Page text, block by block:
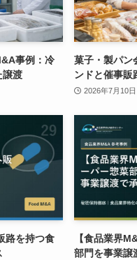
事例：冷
譲渡
菓子・製パン
ンドと催事販
2026年7月10日
路を持つ食
【食品業界
部門を事業譲